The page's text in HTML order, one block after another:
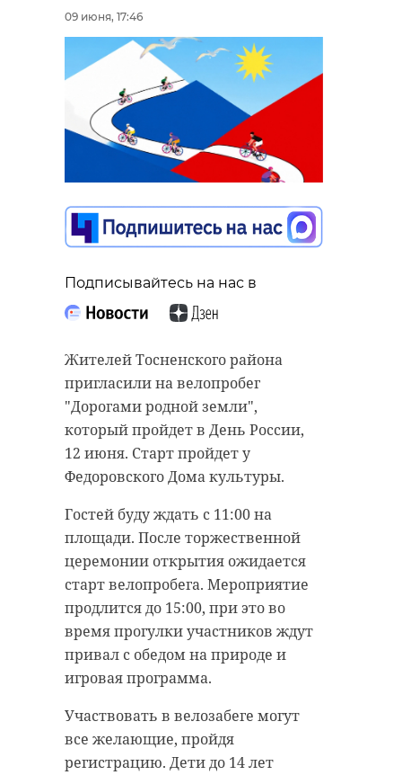
09 июня, 17:46
Подписывайтесь на нас в
Жителей Тосненского района
пригласили на велопробег
"Дорогами родной земли",
который пройдет в День России,
12 июня. Старт пройдет у
Федоровского Дома культуры.
Гостей буду ждать с 11:00 на
площади. После торжественной
церемонии открытия ожидается
старт велопробега. Мероприятие
продлится до 15:00, при это во
время прогулки участников ждут
привал с обедом на природе и
игровая программа.
Участвовать в велозабеге могут
все желающие, пройдя
регистрацию. Дети до 14 лет